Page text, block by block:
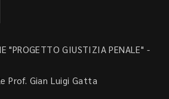
"PROGETTO GIUSTIZIA PENALE" -
Prof. Gian Luigi Gatta